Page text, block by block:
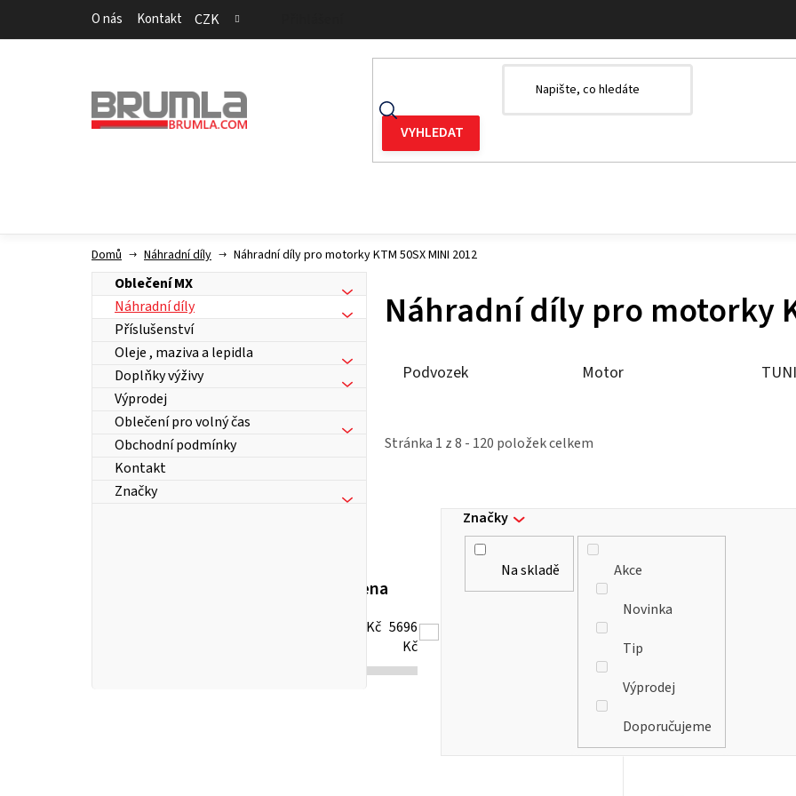
O nás Kontakt CZK
Domů Náhradní díly Náhradní díly pro motorky KTM 50SX MINI 2012
Oblečení MX
Náhradní díly
Příslušenství
Oleje , maziva a lepidla
Doplňky výživy
Výprodej
Oblečení pro volný čas
Obchodní podmínky
Kontakt
Značky
Náhradní díly pro motorky
Podvozek Motor
Stránka 1 z8 - 120 položek celkem
Cena
Kč 5696
Kč
Na skladě
Akce
Novinka
Tip
Výprodej
Doporučujeme
Značky